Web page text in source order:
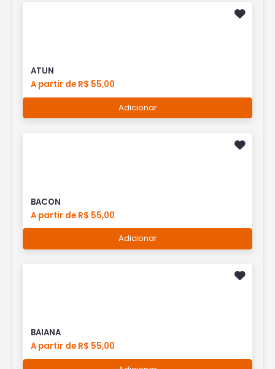
ATUN
A partir de R$ 55,00
Adicionar
BACON
A partir de R$ 55,00
Adicionar
BAIANA
A partir de R$ 55,00